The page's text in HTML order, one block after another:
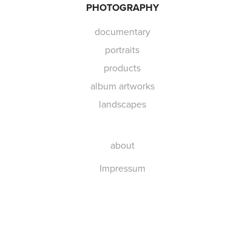
PHOTOGRAPHY
documentary
portraits
products
album artworks
landscapes
about
Impressum